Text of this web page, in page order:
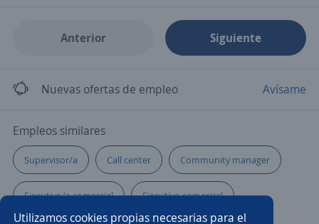
Utilizamos cookies propias necesarias para el
Anterior Siguiente
Nuevas ofertas de empleo Avísame
Empleos similares
Supervisor/a Call center Community manager
Ejecutivo/a comercial Ejecutivo comercial